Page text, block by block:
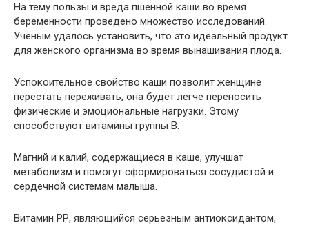
На тему пользы и вреда пшенной каши во время
беременности проведено множество исследований.
Ученым удалось установить, что это идеальный продукт
для женского организма во время вынашивания плода.
Успокоительное свойство каши позволит женщине
перестать переживать, она будет легче переносить
физические и эмоциональные нагрузки. Этому
способствуют витамины группы В.
Магний и калий, содержащиеся в каше, улучшат
метаболизм и помогут сформироваться сосудистой и
сердечной системам малыша.
Витамин РР, являющийся серьезным антиоксидантом,